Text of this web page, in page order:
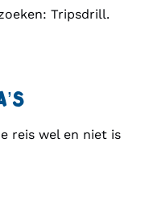
Tripsdrill.
reis wel en niet is